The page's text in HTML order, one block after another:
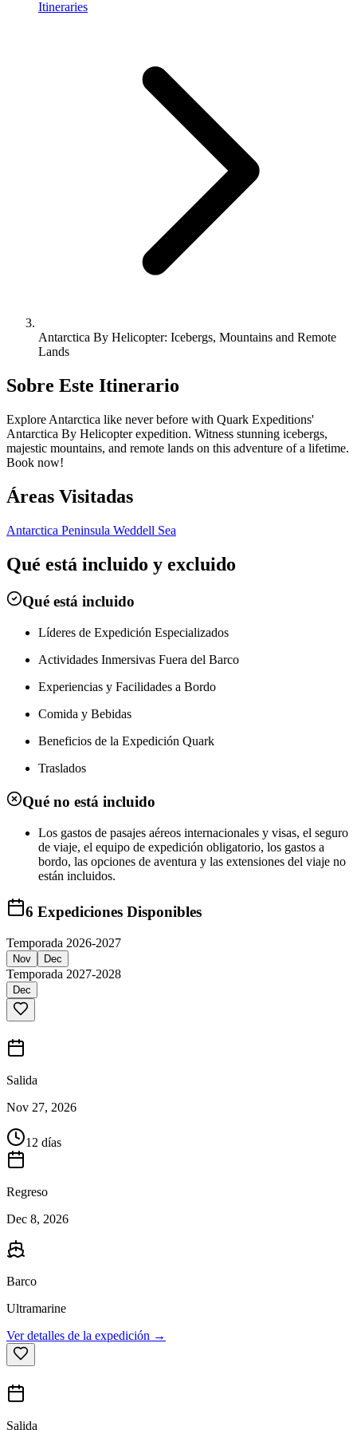
Itineraries
Antarctica By Helicopter: Icebergs, Mountains and Remote
Lands
Sobre Este Itinerario
Explore Antarctica like never before with Quark Expeditions'
Antarctica By Helicopter expedition. Witness stunning icebergs,
majestic mountains, and remote lands on this adventure of a lifetime.
Book now!
Áreas Visitadas
Antarctica Peninsula Weddell Sea
Qué está incluido y excluido
Qué está incluido
Líderes de Expedición Especializados
Actividades Inmersivas Fuera del Barco
Experiencias y Facilidades a Bordo
Comida y Bebidas
Beneficios de la Expedición Quark
Traslados
Qué no está incluido
Los gastos de pasajes aéreos internacionales y visas, el seguro
de viaje, el equipo de expedición obligatorio, los gastos a
bordo, las opciones de aventura y las extensiones del viaje no
están incluidos.
6 Expediciones Disponibles
Temporada 2026-2027
Nov Dec
Temporada 2027-2028
Dec
Salida
Nov 27, 2026
12 días
Regreso
Dec 8, 2026
Barco
Ultramarine
Ver detalles de la expedición →
Salida